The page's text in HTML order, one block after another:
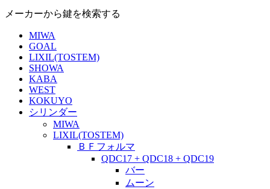
メーカーから鍵を検索する
MIWA
GOAL
LIXIL(TOSTEM)
SHOWA
KABA
WEST
KOKUYO
シリンダー
MIWA
LIXIL(TOSTEM)
ＢＦフォルマ
QDC17 + QDC18 + QDC19
バー
ムーン